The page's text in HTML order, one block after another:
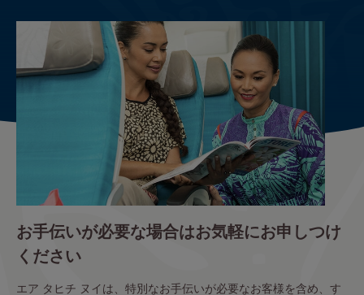
お手伝いが必要な場合はお気軽にお申しつけ
ください
エア タヒチ ヌイは、特別なお手伝いが必要なお客様を含め、す